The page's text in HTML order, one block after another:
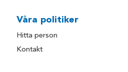
Våra politiker
Hitta person
Kontakt